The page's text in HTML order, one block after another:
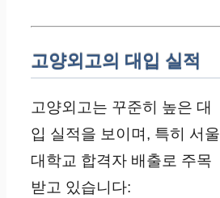
고양외고의 대입 실적
고양외고는 꾸준히 높은 대
입 실적을 보이며, 특히 서울
대학교 합격자 배출로 주목
받고 있습니다: